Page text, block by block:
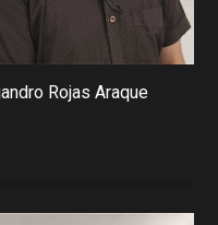
Rojas Araque